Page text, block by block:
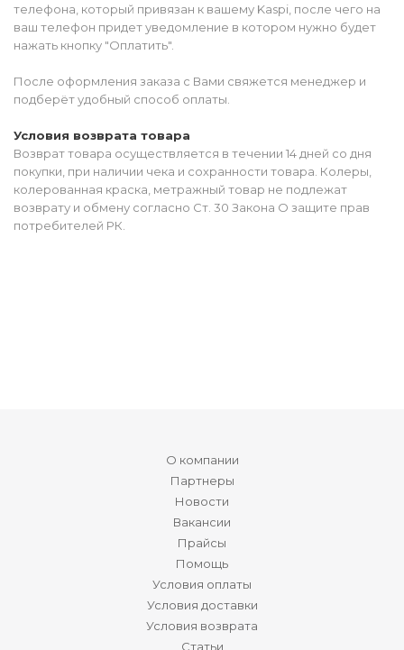
телефона, который привязан к вашему Kaspi, после чего на
ваш телефон придет уведомление в котором нужно будет
нажать кнопку "Оплатить".
После оформления заказа с Вами свяжется менеджер и
подберёт удобный способ оплаты.
Условия возврата товара
Возврат товара осуществляется в течении 14 дней со дня
покупки, при наличии чека и сохранности товара. Колеры,
колерованная краска, метражный товар не подлежат
возврату и обмену согласно Ст. 30 Закона О защите прав
потребителей РК.
О компании
Партнеры
Новости
Вакансии
Прайсы
Помощь
Условия оплаты
Условия доставки
Условия возврата
Статьи